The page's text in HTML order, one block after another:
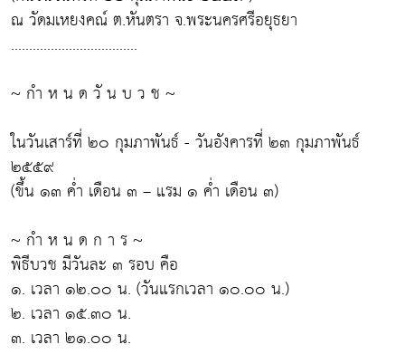
ณ วัดมเหยงคณ์ ต.หันตรา จ.พระนครศรีอยุธยา
...................................
~ กำ ห น ด วั น บ ว ช ~
ในวันเสาร์ที่ ๒๐ กุมภาพันธ์ - วันอังคารที่ ๒๓ กุมภาพันธ์
๒๕๕๙
(ขึ้น ๑๓ ค่ำ เดือน ๓ – แรม ๑ ค่ำ เดือน ๓)
~ กำ ห น ด ก า ร ~
พิธีบวช มีวันละ ๓ รอบ คือ
๑. เวลา ๑๒.๐๐ น. (วันแรกเวลา ๑๐.๐๐ น.)
๒. เวลา ๑๕.๓๐ น.
๓. เวลา ๒๑.๐๐ น.